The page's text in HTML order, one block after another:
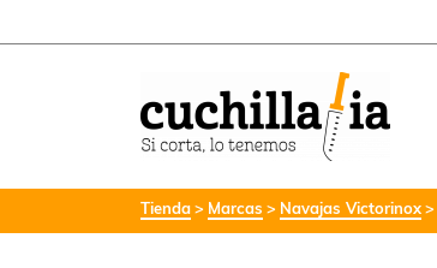
Tienda Marcas Navajas Victorinox